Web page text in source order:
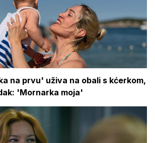
na prvu' uživa na obali s kćerkom,
'Mornarka moja'